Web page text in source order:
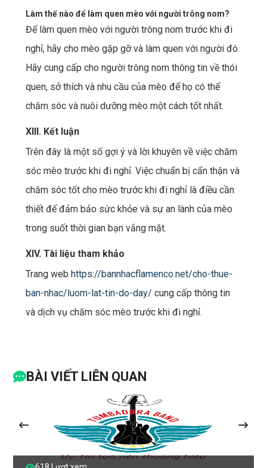
Làm thế nào để làm quen mèo với người trông nom?
Để làm quen mèo với người trông nom trước khi đi
nghỉ, hãy cho mèo gặp gỡ và làm quen với người đó.
Hãy cung cấp cho người trông nom thông tin về thói
quen, sở thích và nhu cầu của mèo để họ có thể
chăm sóc và nuôi dưỡng mèo một cách tốt nhất.
XIII. Kết luận
Trên đây là một số gợi ý và lời khuyên về việc chăm
sóc mèo trước khi đi nghỉ. Việc chuẩn bị cẩn thận và
chăm sóc tốt cho mèo trước khi đi nghỉ là điều cần
thiết để đảm bảo sức khỏe và sự an lành của mèo
trong suốt thời gian bạn vắng mặt.
XIV. Tài liệu tham khảo
Trang web https://bannhacflamenco.net/cho-thue-
ban-nhac/luom-lat-tin-do-day/ cung cấp thông tin
và dịch vụ chăm sóc mèo trước khi đi nghỉ.
BÀI VIẾT LIÊN QUAN